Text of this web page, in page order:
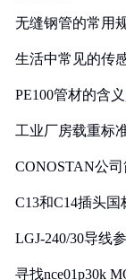
无缝钢管的常用
生活中常见的传
PE100管材的含
工业厂房载重标
CONOSTAN公司
C13和C14插头
LGJ-240/30导线
寻找nce01p30k